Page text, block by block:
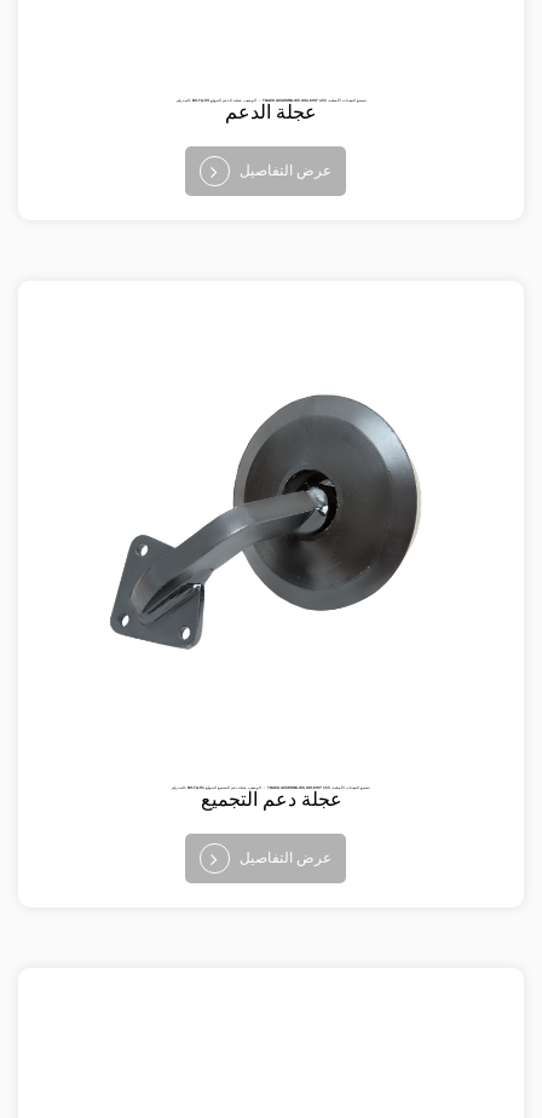
البند رقم: BV-TA-119 الوصف: عجلة الدعم الموقع ： TRACK ASSEMBLIES تصنيع المعدات الأصلية: 453 6197-802 عجلة الدعم
عرض التفاصيل
البند رقم: BV-TA-114 الوصف: عجلة دعم التجميع الموقع ： TRACK ASSEMBLIES تصنيع المعدات الأصلية: 453 6197-801عجلة دعم التجميع
عرض التفاصيل